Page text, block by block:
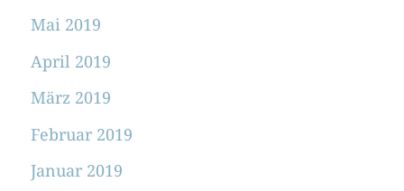
Mai 2019
April 2019
März 2019
Februar 2019
Januar 2019